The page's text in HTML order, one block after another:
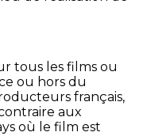
tous les films ou
ou hors du
français,
aux
où le film est